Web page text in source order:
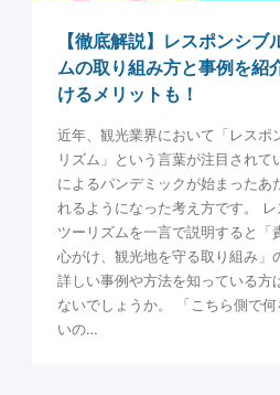
【徹底解説】レスポンシブ
ムの取り組み方と事例を紹
けるメリットも！
近年、観光業界において「レスポ
リズム」という言葉が注目されて
によるパンデミックが始まったあ
れるようになった考え方です。 レ
ツーリズムを一言で説明すると「
心がけ、観光地を守る取り組み」
詳しい事例や方法を知っている方
ないでしょうか。 「こちら側で
いの…